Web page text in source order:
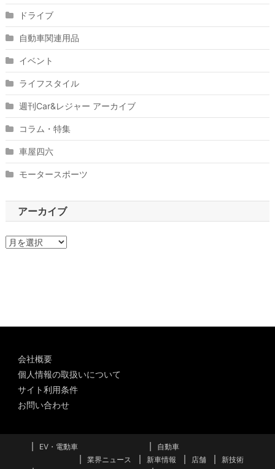
ドライブ
自動車関連用品
イベント
ライフスタイル
週刊Car&レジャー アーカイブ
コラム・特集
車屋四六
モータースポーツ
アーカイブ
ア
会社概要
個人情報の取扱いについて
サイト利用条件
お問い合わせ
EV・電動車
自動車
業界ニュース
新車情報 店舗
新技術